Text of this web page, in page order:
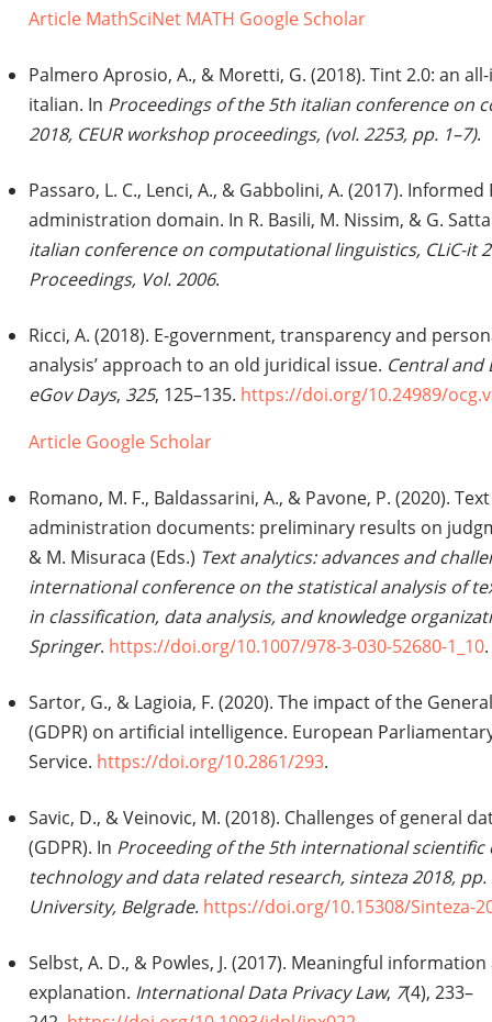
Article MathSciNet MATH Google Scholar
Palmero Aprosio, A., & Moretti, G. (2018). Tint 2.0: an
italian. In Proceedings of the 5th italian conference on
2018, CEUR workshop proceedings, (vol. 2253, pp. 1–7).
Passaro, L. C., Lenci, A., & Gabbolini, A. (2017).
administration domain. In R. Basili, M. Nissim, & G.
italian conference on computational linguistics, CLiC-it
Proceedings, Vol. 2006.
Ricci, A. (2018). E-government, transparency and
analysis’ approach to an old juridical issue. Central and
eGov Days, 325, 125–135. https://doi.org/10.24989/
Article Google Scholar
Romano, M. F., Baldassarini, A., & Pavone, P. (2020).
administration documents: preliminary results on
& M. Misuraca (Eds.) Text analytics: advances and
international conference on the statistical analysis of
in classification, data analysis, and knowledge
Springer. https://doi.org/10.1007/978-3-030-52680-1_10.
Sartor, G., & Lagioia, F. (2020). The impact of the
(GDPR) on artificial intelligence. European
Service. https://doi.org/10.2861/293.
Savic, D., & Veinovic, M. (2018). Challenges of general
(GDPR). In Proceeding of the 5th international
technology and data related research, sinteza 2018,
University, Belgrade. https://doi.org/10.15308/Sinteza-
Selbst, A. D., & Powles, J. (2017). Meaningful
explanation. International Data Privacy Law, 7(4), 233–